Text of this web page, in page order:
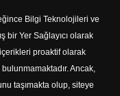
Bilgi Teknolojileri ve
bir Yer Sağlayıcı olarak
proaktif olarak
Ancak,
taşımakta olup, siteye